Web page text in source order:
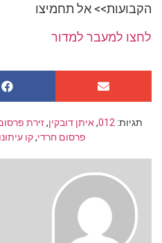
הקבועות>> אל תחמיצו
לחצו למעבר למדור
תגיות: 012
,איתן דובקין,זירת פרסום,
פרסום חרדי,קו עיתונות